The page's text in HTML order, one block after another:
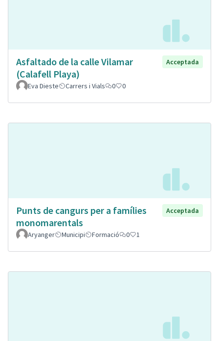
Asfaltado de la calle Vilamar
(Calafell Playa)
Acceptada
Eva Dieste Carrers i Vials 0 0
Punts de cangurs per a famílies
monomarentals
Acceptada
Aryanger Municipi Formació 0 1